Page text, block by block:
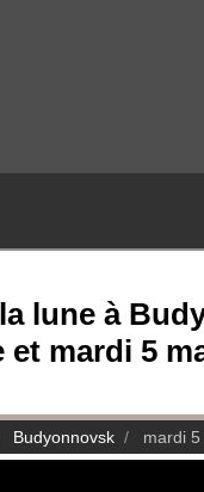
lune à
et mardi 5
Budyonnovsk mardi